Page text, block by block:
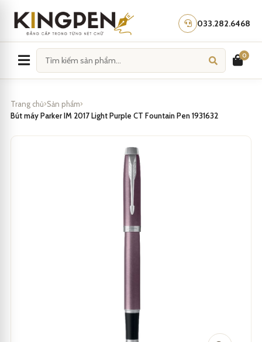
content
033.282.6468
0
Trang chủ Sản phẩm
Bút máy Parker IM 2017 Light Purple CT Fountain Pen 1931632